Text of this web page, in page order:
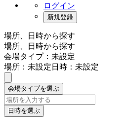
ログイン
新規登録
場所、日時から探す
場所、日時から探す
会場タイプ：未設定
場所：未設定日時：未設定
会場タイプを選ぶ
日時を選ぶ